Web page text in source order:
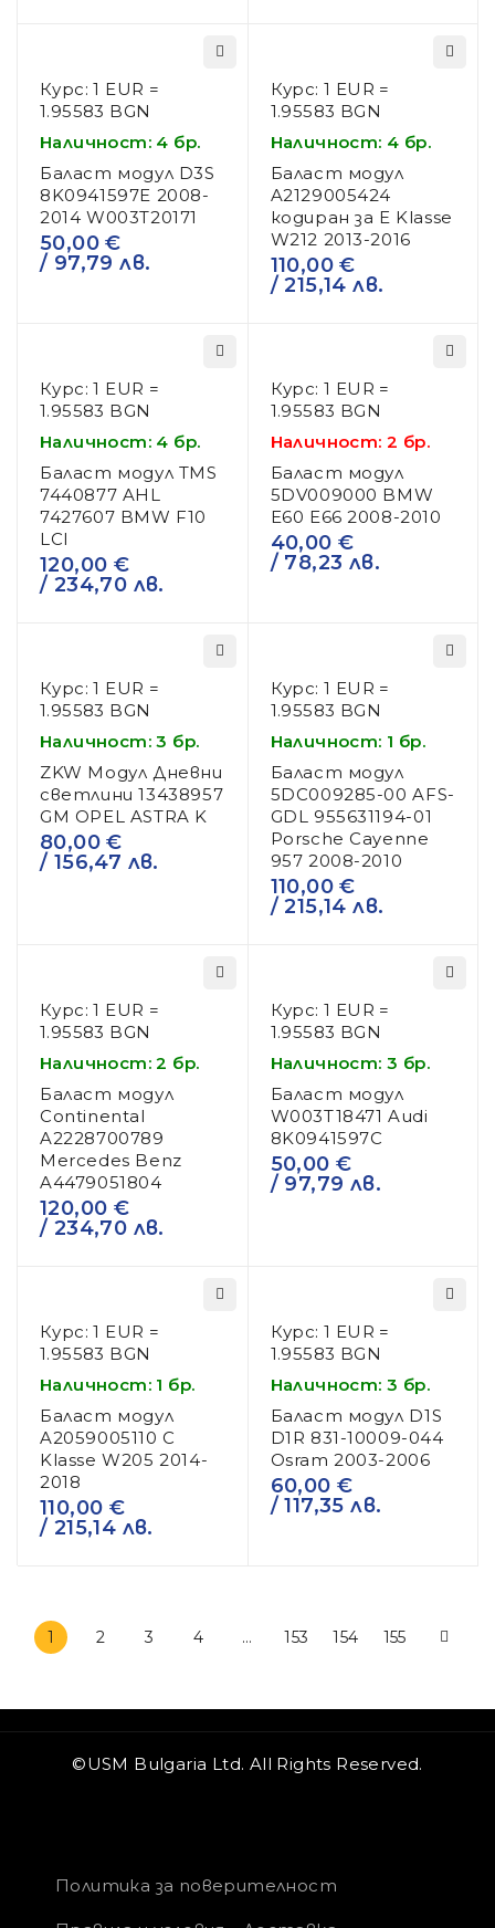
Курс: 1 EUR =
1.95583 BGN
Наличност: 4 бр.
Баласт модул D3S
8K0941597E 2008-
2014 W003T20171
50,00€
/ 97,79 лв.
Курс: 1 EUR =
1.95583 BGN
Наличност: 4 бр.
Баласт модул
A2129005424
кодиран за E Klasse
W212 2013-2016
110,00€
/ 215,14 лв.
Курс: 1 EUR =
1.95583 BGN
Наличност: 4 бр.
Баласт модул TMS
7440877 AHL
7427607 BMW F10
LCI
120,00 €
/ 234,70 лв.
Курс: 1 EUR =
1.95583 BGN
Наличност: 2 бр.
Баласт модул
5DV009000 BMW
E60 E66 2008-2010
40,00 €
/ 78,23 лв.
Курс: 1 EUR =
1.95583 BGN
Наличност: 3 бр.
ZKW Модул Дневни
светлини 13438957
GM OPEL ASTRA K
80,00€
/ 156,47 лв.
Курс: 1 EUR =
1.95583 BGN
Наличност: 1 бр.
Баласт модул
5DC009285-00 AFS-
GDL 955631194-01
Porsche Cayenne
957 2008-2010
110,00€
/ 215,14 лв.
Курс: 1 EUR =
1.95583 BGN
Наличност: 2 бр.
Баласт модул
Continental
A2228700789
Mercedes Benz
A4479051804
120,00 €
/ 234,70 лв.
Курс: 1 EUR =
1.95583 BGN
Наличност: 3 бр.
Баласт модул
W003T18471 Audi
8K0941597C
50,00 €
/ 97,79 лв.
Курс: 1 EUR =
1.95583 BGN
Наличност: 1 бр.
Баласт модул
A2059005110 C
Klasse W205 2014-
2018
110,00 €
/ 215,14 лв.
Курс: 1 EUR =
1.95583 BGN
Наличност: 3 бр.
Баласт модул D1S
D1R 831-10009-044
Osram 2003-2006
60,00 €
/ 117,35 лв.
1 2 3 4 … 153 154 155
©USM Bulgaria Ltd. All Rights Reserved.
Политика за поверителност